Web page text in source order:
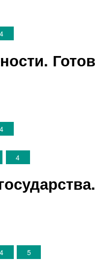
4
4
4
4 5